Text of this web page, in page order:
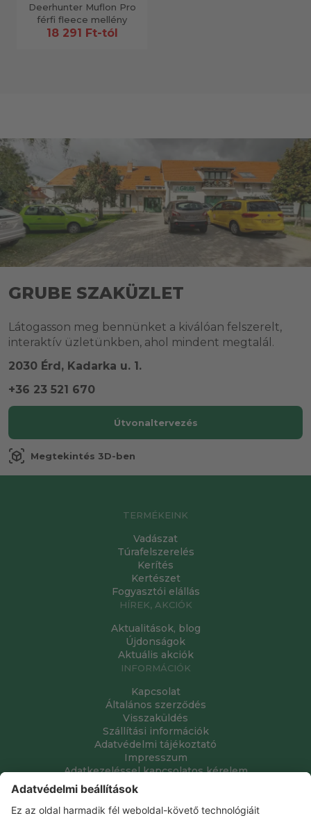
Deerhunter Muflon Pro
férfi fleece mellény
18 291 Ft-tól
GRUBE SZAKÜZLET
Látogasson meg bennünket a kiválóan felszerelt,
interaktív üzletünkben, ahol mindent megtalál.
2030 Érd, Kadarka u. 1.
+36 23 521 670
Útvonaltervezés
view_in_ar Megtekintés 3D-ben
TERMÉKEINK
Vadászat
Túrafelszerelés
Kerítés
Kertészet
Fogyasztói elállás
HÍREK, AKCIÓK
Aktualitások, blog
Újdonságok
Aktuális akciók
INFORMÁCIÓK
Kapcsolat
Általános szerződés
Visszaküldés
Szállítási információk
Adatvédelmi tájékoztató
Impresszum
Adatkezeléssel kapcsolatos kérelem